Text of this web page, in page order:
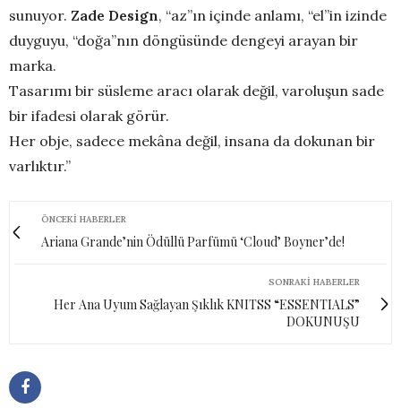
sunuyor. Zade Design, “az”ın içinde anlamı, “el”in izinde
duyguyu, “doğa”nın döngüsünde dengeyi arayan bir
marka.
Tasarımı bir süsleme aracı olarak değil, varoluşun sade
bir ifadesi olarak görür.
Her obje, sadece mekâna değil, insana da dokunan bir
varlıktır.”
ÖNCEKI HABERLER
Ariana Grande’nin Ödüllü Parfümü ‘Cloud’ Boyner’de!
SONRAKI HABERLER
Her Ana Uyum Sağlayan Şıklık KNITSS “ESSENTIALS”
DOKUNUŞU